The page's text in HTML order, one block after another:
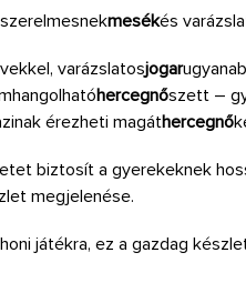
mesékés
varázslatosjogar
hercegnőszett –
érezheti magáthercegnő
biztosít a gyerekeknek
megjelenése.
játékra, ez a gazdag